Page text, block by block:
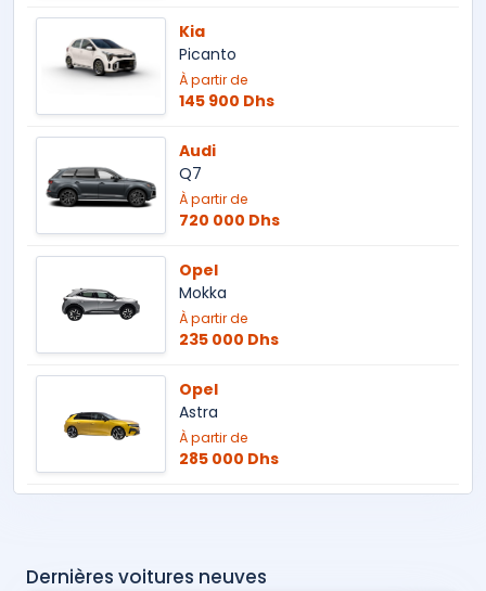
Kia
Picanto
À partir de
145 900 Dhs
Audi
Q7
À partir de
720 000 Dhs
Opel
Mokka
À partir de
235 000 Dhs
Opel
Astra
À partir de
285 000 Dhs
Dernières voitures neuves